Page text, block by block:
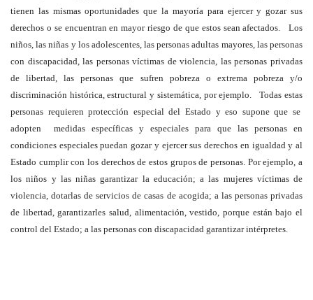
tienen las mismas oportunidades que la mayoría para ejercer y gozar sus
derechos o se encuentran en mayor riesgo de que estos sean afectados. Los
niños, las niñas y los adolescentes, las personas adultas mayores, las personas
con discapacidad, las personas víctimas de violencia, las personas privadas
de libertad, las personas que sufren pobreza o extrema pobreza y/o
discriminación histórica, estructural y sistemática, por ejemplo. Todas estas
personas requieren protección especial del Estado y eso supone que se
adopten medidas específicas y especiales para que las personas en
condiciones especiales puedan gozar y ejercer sus derechos en igualdad y al
Estado cumplir con los derechos de estos grupos de personas. Por ejemplo, a
los niños y las niñas garantizar la educación; a las mujeres víctimas de
violencia, dotarlas de servicios de casas de acogida; a las personas privadas
de libertad, garantizarles salud, alimentación, vestido, porque están bajo el
control del Estado; a las personas con discapacidad garantizar intérpretes.